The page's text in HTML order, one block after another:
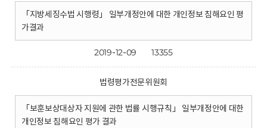
「지방세징수법 시행령」 일부개정안에 대한 개인정보 침해요인 평
가결과
2019-12-09 13355
법령평가전문위원회
「보훈보상대상자 지원에 관한 법률 시행규칙」 일부개정안에 대한
개인정보 침해요인 평가 결과